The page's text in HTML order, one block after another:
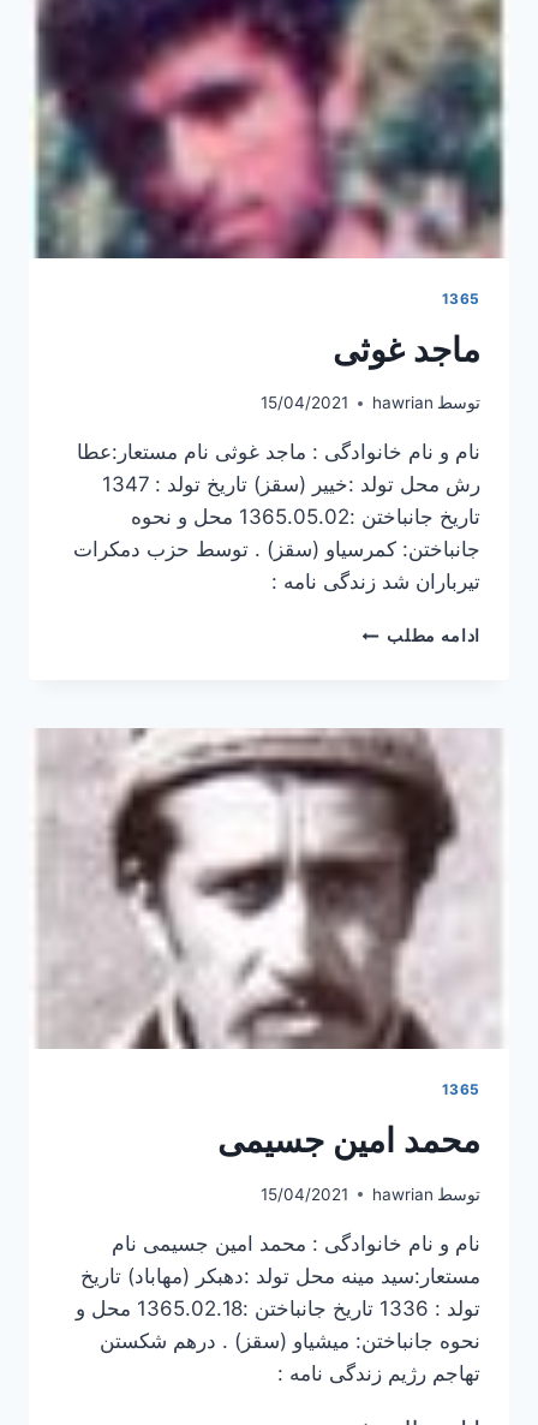
1365
ماجد غوثی
توسط hawrian
15/04/2021
نام و نام خانوادگی : ماجد غوثی نام مستعار:عطا
رش محل تولد :خییر (سقز) تاریخ تولد : 1347
تاریخ جانباختن :1365.05.02 محل و نحوه
جانباختن: کمرسیاو (سقز) . توسط حزب دمکرات
تیرباران شد زندگی نامه :
ادامه مطلب ماجد
1365
محمد امین جسیمی
توسط hawrian
15/04/2021
نام و نام خانوادگی : محمد امین جسیمی نام
مستعار:سید مینه محل تولد :دهبکر (مهاباد) تاریخ
تولد : 1336 تاریخ جانباختن :1365.02.18 محل و
نحوه جانباختن: میشیاو (سقز) . درهم شکستن
تهاجم رژیم زندگی نامه :
محمد